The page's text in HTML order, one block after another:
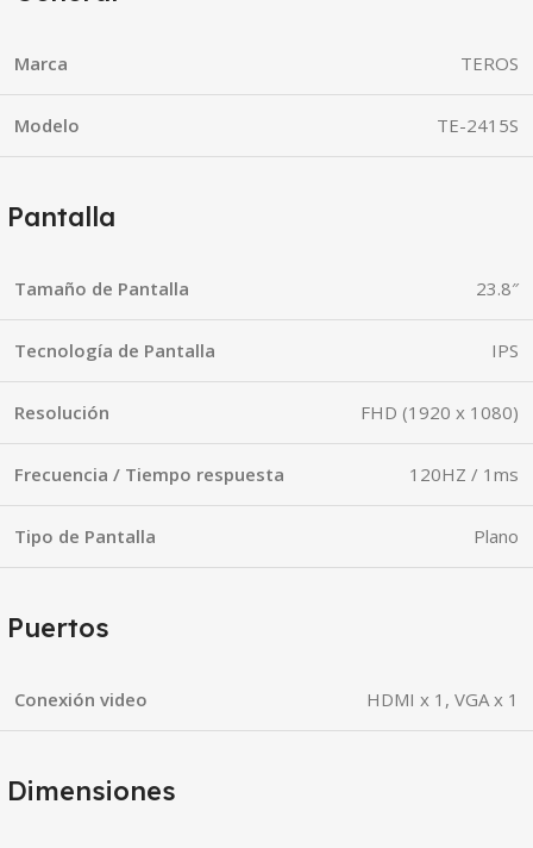
Marca TEROS
Modelo TE-2415S
Pantalla
Tamaño de Pantalla 23.8″
Tecnología de Pantalla IPS
Resolución FHD (1920 x 1080)
Frecuencia / Tiempo respuesta 120HZ / 1ms
Tipo de Pantalla Plano
Puertos
Conexión video HDMI x 1, VGA x 1
Dimensiones